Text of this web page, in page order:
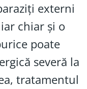
externi
chiar și o
poate
severă la
tratamentul